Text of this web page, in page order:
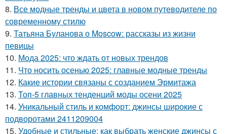
8. Все модные тренды и цвета в новом путеводителе по
современному стилю
9. Татьяна Буланова о Moscow: рассказы из жизни
певицы
10. Мода 2025: что ждать от новых трендов
11. Что носить осенью 2025: главные модные тренды
12. Какие истории связаны с созданием Эрмитажа
13. Топ-5 главных тенденций моды осени 2025
14. Уникальный стиль и комфорт: джинсы широкие с
подворотами 2411209004
15. Удобные и стильные: как выбрать женские джинсы с